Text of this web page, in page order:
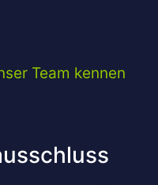
Team kennen